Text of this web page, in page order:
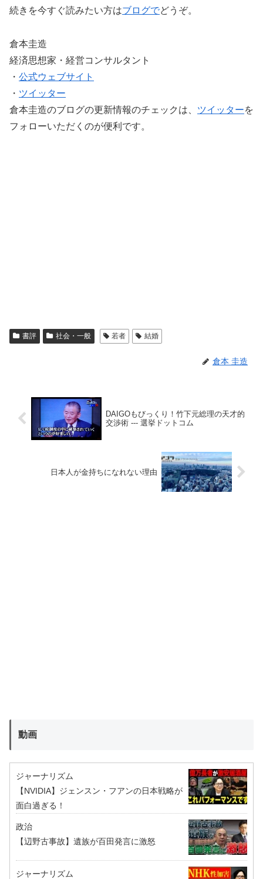
続きを今すぐ読みたい方はブログでどうぞ。
倉本圭造
経済思想家・経営コンサルタント
・ 公式ウェブサイト
・ ツイッター
倉本圭造のブログの更新情報のチェックは、 ツイッターを
フォローいただくのが便利です。
書評 社会・一般 若者 結婚
倉本 圭造
DAIGOもびっくり！竹下元総理の天才的
交渉術 --- 選挙ドットコム
日本人が金持ちになれない理由
動画
ジャーナリズム
【NVIDIA】ジェンスン・フアンの日本戦略が
面白過ぎる！
政治
【辺野古事故】遺族が百田発言に激怒
ジャーナリズム